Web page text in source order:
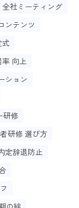
全社ミーティング
ンテンツ
式
向上
ション
研修
研修 選び方
定辞退防止